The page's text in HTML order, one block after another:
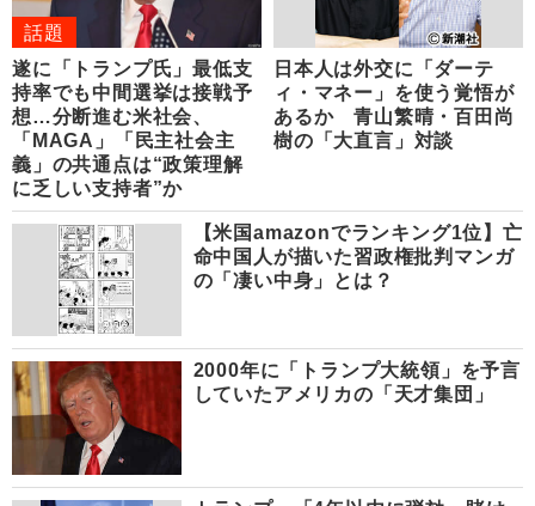
話題
遂に「トランプ氏」最低支
持率でも中間選挙は接戦予
想…分断進む米社会、
「MAGA」「民主社会主
義」の共通点は“政策理解
に乏しい支持者”か
日本人は外交に「ダーテ
ィ・マネー」を使う覚悟が
あるか 青山繁晴・百田尚
樹の「大直言」対談
【米国amazonでランキング1位】亡
命中国人が描いた習政権批判マンガ
の「凄い中身」とは？
2000年に「トランプ大統領」を予言
していたアメリカの「天才集団」